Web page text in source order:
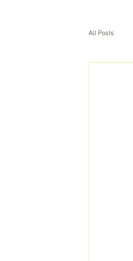
All Posts